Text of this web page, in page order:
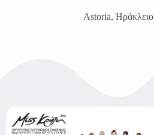
Astoria, Ηράκλειο